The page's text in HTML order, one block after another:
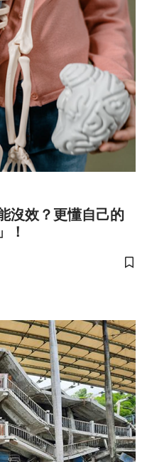
沒效？更懂自己的
！
儲